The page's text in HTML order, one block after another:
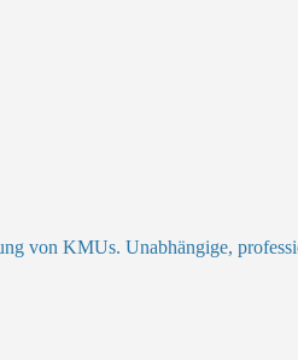
von KMUs. Unabhängige,